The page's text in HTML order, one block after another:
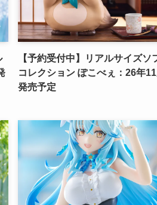
【予約受付中】リアルサイズソ
コレクション ぽこべぇ：26年11
発売予定